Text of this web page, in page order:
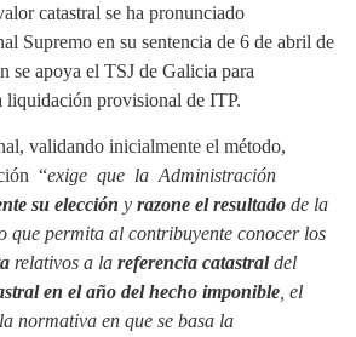
catastral se ha pronunciado
Supremo en su sentencia de 6 de abril de
se apoya el TSJ de Galicia para
liquidación provisional de ITP.
validando inicialmente el método,
“exige que la Administración
su elección y razone el resultado de la
que permita al contribuyente conocer los
relativos a la referencia catastraldel
en el año del hecho imponible , el
normativa en que se basa la